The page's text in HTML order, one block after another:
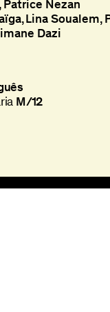
Patrice Nezan
Lina Soualem
Dazi
M/12